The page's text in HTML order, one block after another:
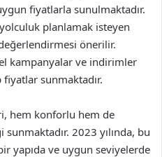
fiyatlarla sunulmaktadır.
planlamak isteyen
önerilir.
kampanyalar ve indirimler
sunmaktadır.
hem konforlu hem de
2023 yılında, bu
yapıda ve uygun seviyelerde